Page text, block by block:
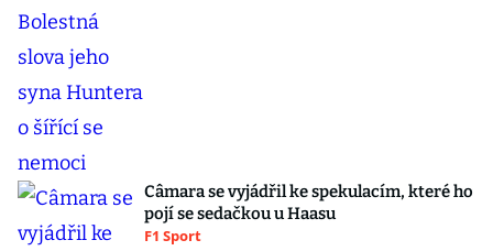
Câmara se vyjádřil ke spekulacím, které ho
pojí se sedačkou u Haasu
F1 Sport